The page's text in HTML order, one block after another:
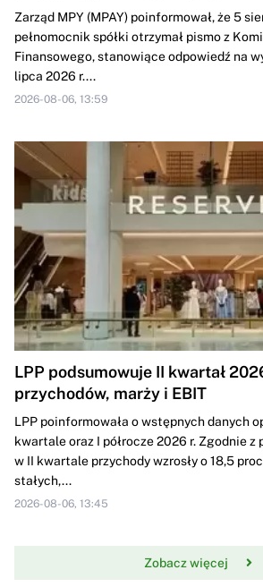
Zarząd MPY (MPAY) poinformował, że 5
pełnomocnik spółki otrzymał pismo z
Finansowego, stanowiące odpowiedź na
lipca 2026 r....
2026-08-06, 13:59
LPP podsumowuje II kwartał
przychodów, marży i EBIT
LPP poinformowała o wstępnych danych
kwartale oraz I półrocze 2026 r. Zgodnie z
w II kwartale przychody wzrosły o 18,5
stałych,...
2026-08-06, 13:45
Zobacz więcej